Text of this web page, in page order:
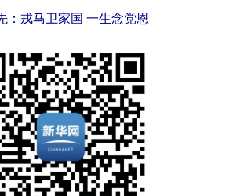
戎马卫家国 一生念党恩